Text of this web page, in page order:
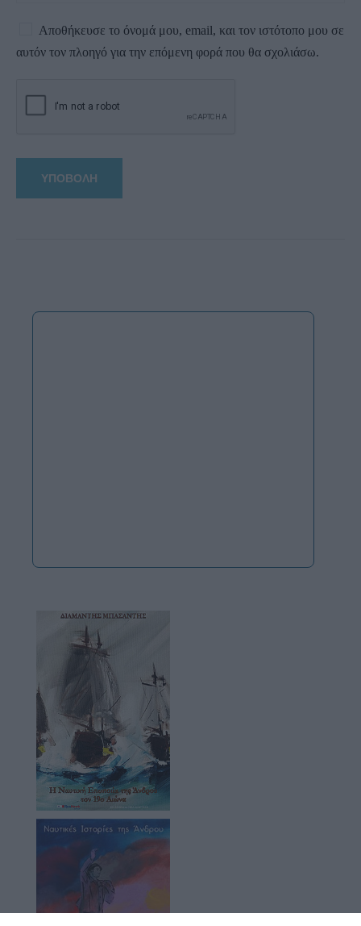
Αποθήκευσε το όνομά μου, email, και τον ιστότοπο μου σε
αυτόν τον πλοηγό για την επόμενη φορά που θα σχολιάσω.